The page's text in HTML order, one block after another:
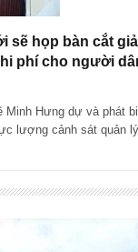
sẽ họp bàn cắt
phí cho người
Minh Hưng dự và phát
lượng cảnh sát quản